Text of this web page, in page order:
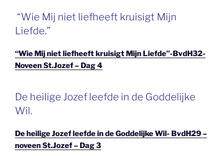
“Wie Mij niet liefheeft kruisigt Mijn
Liefde.”
“Wie Mij niet liefheeft kruisigt Mijn Liefde”-BvdH32-
Noveen St.Jozef – Dag 4
De heilige Jozef leefde in de Goddelijke
Wil.
De heilige Jozef leefde in de Goddelijke Wil- BvdH29 –
noveen St.Jozef – Dag 3